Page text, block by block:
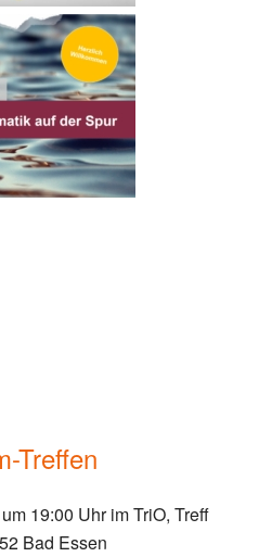
Treffen
19:00 Uhr im TriO, Treff
Bad Essen